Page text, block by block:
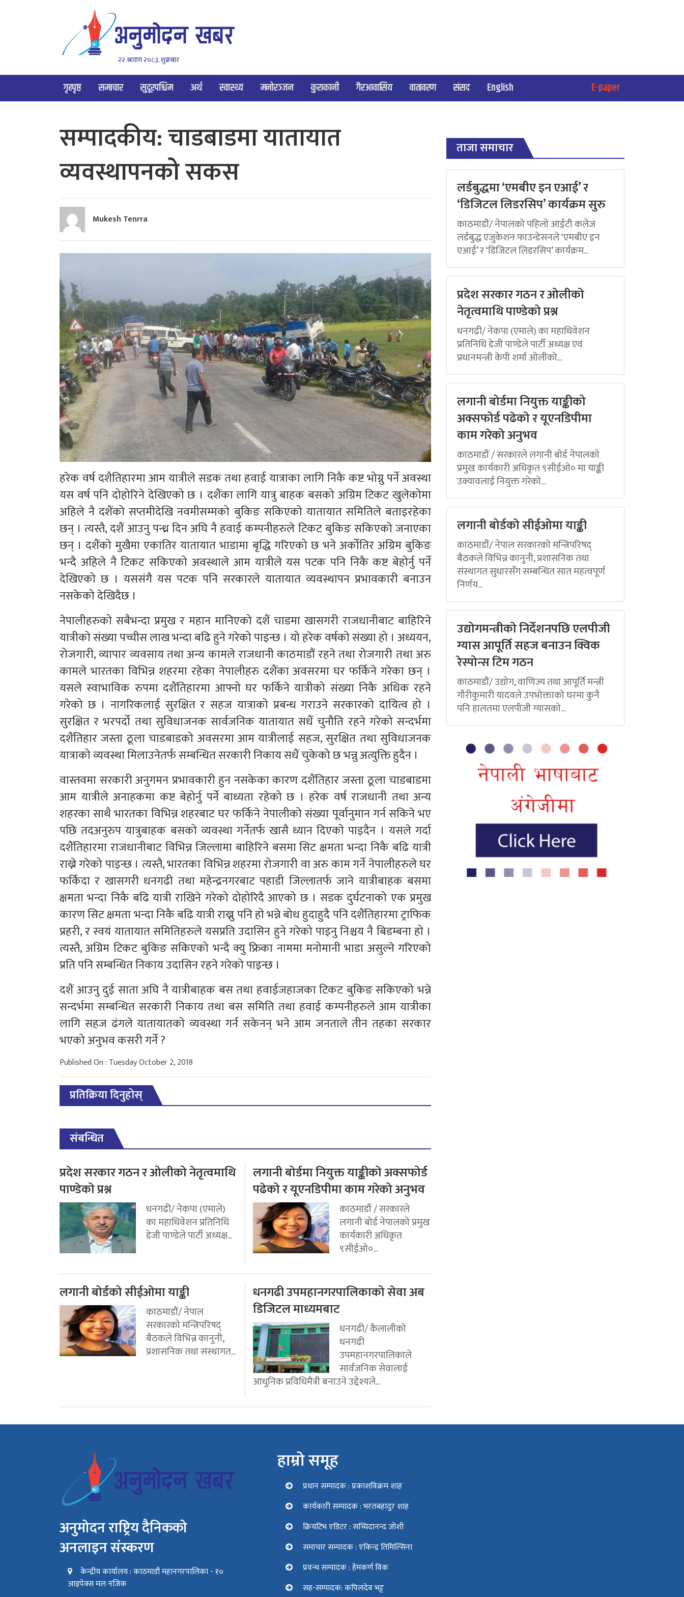
२२ श्रावण २०८३, शुक्रबार
गृहपृष्ठ समाचार सुदूरपश्चिम अर्थ स्वास्थ्य मनोरञ्जन कुराकानी गैरआवासिय वातावरण संसद English E-paper
सम्पादकीय: चाडबाडमा यातायात
व्यवस्थापनको सकस
Mukesh Tenrra
हरेक वर्ष दशैतिहारमा आम यात्रीले सडक तथा हवाई यात्राका लागि निकै कष्ट भोग्नु पर्ने अवस्था
यस वर्ष पनि दोहोरिने देखिएको छ । दशैंका लागि यात्रु बाहक बसको अग्रिम टिकट खुलेकोमा
अहिले नै दशैंको सप्तमीदेखि नवमीसम्मको बुकिङ सकिएको यातायात समितिले बताइरहेका
छन् । त्यस्तै, दशैं आउनु पन्ध्र दिन अघि नै हवाई कम्पनीहरुले टिकट बुकिङ सकिएको जनाएका
छन् । दशैंको मुखैमा एकातिर यातायात भाडामा बृद्धि गरिएको छ भने अर्कोतिर अग्रिम बुकिङ
भन्दै अहिले नै टिकट सकिएको अवस्थाले आम यात्रीले यस पटक पनि निकै कष्ट बेहोर्नु पर्ने
देखिएको छ । यससंगै यस पटक पनि सरकारले यातायात व्यवस्थापन प्रभावकारी बनाउन
नसकेको देखिदैछ ।
नेपालीहरुको सबैभन्दा प्रमुख र महान मानिएको दशैं चाडमा खासगरी राजधानीबाट बाहिरिने
यात्रीको संख्या पच्चीस लाख भन्दा बढि हुने गरेको पाइन्छ । यो हरेक वर्षको संख्या हो । अध्ययन,
रोजगारी, व्यापार व्यवसाय तथा अन्य कामले राजधानी काठमाडौं रहने तथा रोजगारी तथा अरु
कामले भारतका विभिन्न शहरमा रहेका नेपालीहरु दशैंका अवसरमा घर फर्किने गरेका छन् ।
यसले स्वाभाविक रुपमा दशैंतिहारमा आफ्नो घर फर्किने यात्रीको संख्या निकै अधिक रहने
गरेको छ । नागरिकलाई सुरक्षित र सहज यात्राको प्रबन्ध गराउने सरकारको दायित्व हो ।
सुरक्षित र भरपर्दो तथा सुविधाजनक सार्वजनिक यातायात सधैं चुनौति रहने गरेको सन्दर्भमा
दशैंतिहार जस्ता ठूला चाडबाडको अवसरमा आम यात्रीलाई सहज, सुरक्षित तथा सुविधाजनक
यात्राको व्यवस्था मिलाउनेतर्फ सम्बन्धित सरकारी निकाय सधैं चुकेको छ भन्नु अत्युक्ति हुदैन ।
वास्तवमा सरकारी अनुगमन प्रभावकारी हुन नसकेका कारण दशैंतिहार जस्ता ठूला चाडबाडमा
आम यात्रीले अनाहकमा कष्ट बेहोर्नु पर्ने बाध्यता रहेको छ । हरेक वर्ष राजधानी तथा अन्य
शहरका साथै भारतका विभिन्न शहरबाट घर फर्किने नेपालीको संख्या पूर्वानुमान गर्न सकिने भए
पछि तदअनुरुप यात्रुबाहक बसको व्यवस्था गर्नेतर्फ खासै ध्यान दिएको पाइदैन । यसले गर्दा
दशैंतिहारमा राजधानीबाट विभिन्न जिल्लामा बाहिरिने बसमा सिट क्षमता भन्दा निकै बढि यात्री
राख्ने गरेको पाइन्छ । त्यस्तै, भारतका विभिन्न शहरमा रोजगारी वा अरु काम गर्ने नेपालीहरुले घर
फर्किदा र खासगरी धनगढी तथा महेन्द्रनगरबाट पहाडी जिल्लातर्फ जाने यात्रीबाहक बसमा
क्षमता भन्दा निकै बढि यात्री राखिने गरेको दोहोरिदै आएको छ । सडक दुर्घटनाको एक प्रमुख
कारण सिट क्षमता भन्दा निकै बढि यात्री राख्नु पनि हो भन्ने बोध हुदाहुदै पनि दशैंतिहारमा ट्राफिक
प्रहरी, र स्वयं यातायात समितिहरुले यसप्रति उदासिन हुने गरेको पाइनु निश्चय नै बिडम्बना हो ।
त्यस्तै, अग्रिम टिकट बुकिङ सकिएको भन्दै क्यु फ्रिका नाममा मनोमानी भाडा असुल्ने गरिएको
प्रति पनि सम्बन्धित निकाय उदासिन रहने गरेको पाइन्छ ।
दशैं आउनु दुई साता अघि नै यात्रीबाहक बस तथा हवाईजहाजका टिकट बुकिङ सकिएको भन्ने
सन्दर्भमा सम्बन्धित सरकारी निकाय तथा बस समिति तथा हवाई कम्पनीहरुले आम यात्रीका
लागि सहज ढंगले यातायातको व्यवस्था गर्न सकेनन् भने आम जनताले तीन तहका सरकार
भएको अनुभव कसरी गर्ने ?
Published On : Tuesday October 2, 2018
प्रतिक्रिया दिनुहोस्
संबन्धित
प्रदेश सरकार गठन र ओलीको नेतृत्वमाथि
पाण्डेको प्रश्न
धनगढी/ नेकपा (एमाले)
का महाधिवेशन प्रतिनिधि
डेजी पाण्डेले पार्टी अध्यक्ष...
लगानी बोर्डमा नियुक्त याङ्कीको अक्सफोर्ड
पढेको र यूएनडिपीमा काम गरेको अनुभव
काठमाडौं / सरकारले
लगानी बोर्ड नेपालको प्रमुख
कार्यकारी अधिकृत
९सीईओ०...
लगानी बोर्डको सीईओमा याङ्की
काठमाडौं/ नेपाल
सरकारको मन्त्रिपरिषद्
बैठकले विभिन्न कानुनी,
प्रशासनिक तथा संस्थागत...
धनगढी उपमहानगरपालिकाको सेवा अब
डिजिटल माध्यमबाट
धनगढी/ कैलालीको
धनगढी
उपमहानगरपालिकाले
सार्वजनिक सेवालाई
आधुनिक प्रविधिमैत्री बनाउने उद्देश्यले...
ताजा समाचार
लर्डबुद्धमा ‘एमबीए इन एआई’ र
‘डिजिटल लिडरसिप’ कार्यक्रम सुरु
काठमाडौं/ नेपालको पहिलो आईटी कलेज
लर्डबुद्ध एजुकेशन फाउन्डेसनले ‘एमबीए इन
एआई’ र ‘डिजिटल लिडरसिप’ कार्यक्रम...
प्रदेश सरकार गठन र ओलीको
नेतृत्वमाथि पाण्डेको प्रश्न
धनगढी/ नेकपा (एमाले) का महाधिवेशन
प्रतिनिधि डेजी पाण्डेले पार्टी अध्यक्ष एवं
प्रधानमन्त्री केपी शर्मा ओलीको...
लगानी बोर्डमा नियुक्त याङ्कीको
अक्सफोर्ड पढेको र यूएनडिपीमा
काम गरेको अनुभव
काठमाडौं / सरकारले लगानी बोर्ड नेपालको
प्रमुख कार्यकारी अधिकृत ९सीईओ० मा याङ्की
उक्यावलाई नियुक्त गरेको...
लगानी बोर्डको सीईओमा याङ्की
काठमाडौं/ नेपाल सरकारको मन्त्रिपरिषद्
बैठकले विभिन्न कानुनी, प्रशासनिक तथा
संस्थागत सुधारसँग सम्बन्धित सात महत्वपूर्ण
निर्णय...
उद्योगमन्त्रीको निर्देशनपछि एलपीजी
ग्यास आपूर्ति सहज बनाउन क्विक
रेस्पोन्स टिम गठन
काठमाडौं/ उद्योग, वाणिज्य तथा आपूर्ति मन्त्री
गौरीकुमारी यादवले उपभोक्ताको घरमा कुनै
पनि हालतमा एलपीजी ग्यासको...
अनुमोदन राष्ट्रिय दैनिकको
अनलाइन संस्करण
केन्द्रीय कार्यालय : काठमाडौं महानगरपालिका - १०
आइपेक्स मल नजिक
हाम्रो समूह
प्रधान सम्पादक : प्रकाशविक्रम शाह
कार्यकारी सम्पादक : भरतबहादुर शाह
क्रियटिभ एडिटर : सच्चिदानन्द जोशी
समाचार सम्पादक : एकिन्द्र तिमिल्सिना
प्रवन्ध सम्पादक : हेमकर्ण विक
सह-सम्पादक: कपिलदेव भट्ट